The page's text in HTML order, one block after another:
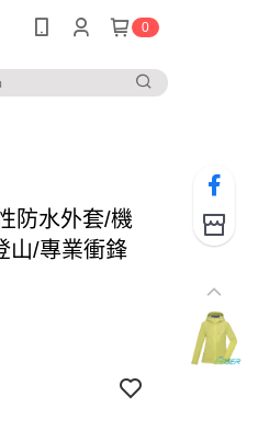
0
防水外套/機
山/專業衝鋒